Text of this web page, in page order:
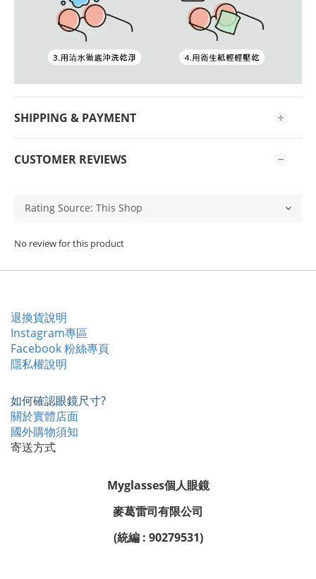
SHIPPING & PAYMENT
CUSTOMER REVIEWS
No review for this product
退換貨說明
Instagram專區
Facebook 粉絲專頁
隱私權說明
如何確認眼鏡尺寸?
關於實體店面
國外購物須知
寄送方式
Myglasses個人眼鏡
麥葛雷司有限公司
(統編 : 90279531)